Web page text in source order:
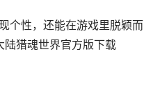
个性，还能在游戏里脱颖而
陆猎魂世界官方版下载